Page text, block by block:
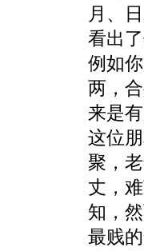
月、
看出
例如
两，
来是
这位
聚，
丈，
知，
最贱